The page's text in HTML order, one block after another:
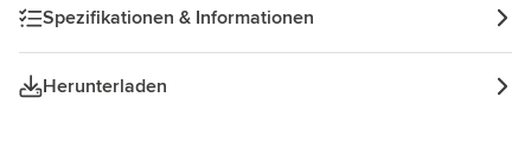
Spezifikationen & Informationen
Herunterladen